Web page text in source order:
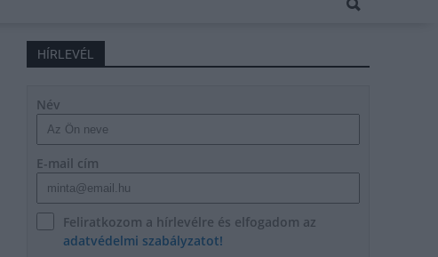
HÍRLEVÉL
Név
E-mail cím
Feliratkozom a hírlevélre és elfogadom az
adatvédelmi szabályzatot!